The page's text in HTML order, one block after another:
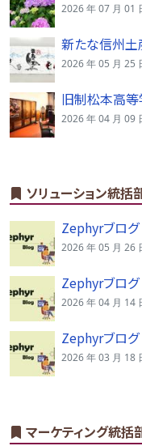
2026 年 07 月 01
新たな信州土
2026 年 05 月 25
旧制松本高等
2026 年 04 月 09
ソリューション統括
Zephyrブログ
2026 年 05 月 26
Zephyrブログ
2026 年 04 月 14
Zephyrブログ
2026 年 03 月 18
マーケティング統括